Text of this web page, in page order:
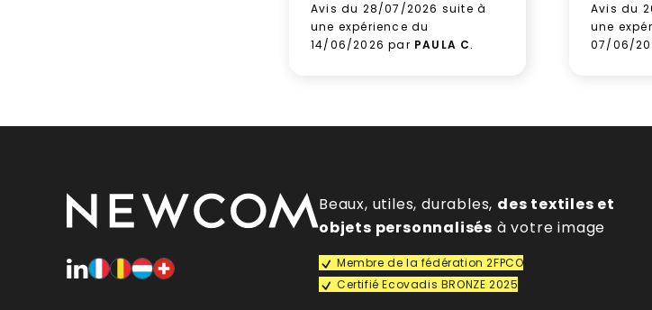
Avis du 28/07/2026 suite à
une expérience du
14/06/2026 par PAULA C.
Avis du
une
07/06/
Beaux, utiles, durables, des textiles et
objets personnalisés à votre image
Membre de la fédération 2FPCO
Certifié Ecovadis BRONZE 2025